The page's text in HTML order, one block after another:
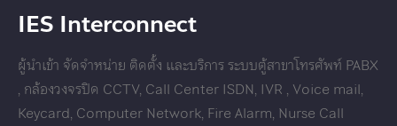
IES Interconnect
ผู้นำเข้า จัดจำหน่าย ติดตั้ง และบริการ ระบบตู้สาขาโทรศัพท์ PABX
, กล้องวงจรปิด CCTV, Call Center ISDN, IVR , Voice mail,
Keycard, Computer Network, Fire Alarm, Nurse Call